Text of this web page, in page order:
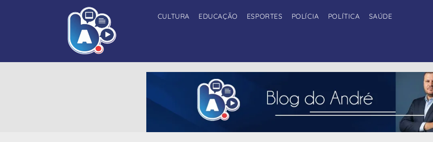
CULTURA EDUCAÇÃO ESPORTES POLÍCIA POLÍTICA SAÚDE